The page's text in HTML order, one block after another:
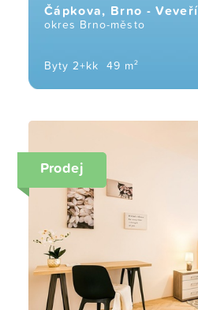
Čápkova, Brno - Veveří
okres Brno-město
Byty 2+kk 49 m²
Prodej